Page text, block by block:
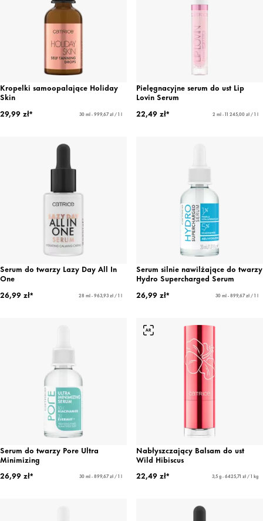
Kropelki samoopalające Holiday
Skin
29,99 zł*
30 ml - 999,67 zł / 1 l
Pielęgnacyjne serum do ust Lip
Lovin Serum
22,49 zł*
2 ml - 11 245,00 zł / 1 l
Serum do twarzy Lazy Day All In
One
26,99 zł*
28 ml - 963,93 zł / 1 l
Serum silnie nawilżające do twarzy
Hydro Supercharged Serum
26,99 zł*
30 ml - 899,67 zł / 1 l
Serum do twarzy Pore Ultra
Minimizing
26,99 zł*
30 ml - 899,67 zł / 1 l
Nabłyszczający Balsam do ust
Wild Hibiscus
22,49 zł*
3,5 g - 6425,71 zł / 1 kg